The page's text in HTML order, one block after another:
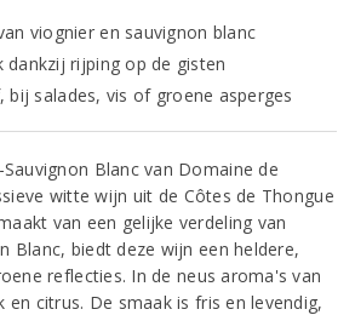
viognier en sauvignon blanc
rijping op de gisten
bij salades, vis of groene asperges
Blanc van Domaine de
witte wijn uit de Côtes de Thongue
van een gelijke verdeling van
Blanc, biedt deze wijn een heldere,
reflecties. In de neus aroma's van
citrus. De smaak is fris en levendig,